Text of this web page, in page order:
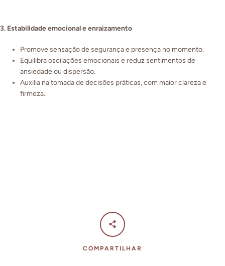
3. Estabilidade emocional e enraizamento
Promove sensação de segurança e presença no momento.
Equilibra oscilações emocionais e reduz sentimentos de
ansiedade ou dispersão.
Auxilia na tomada de decisões práticas, com maior clareza e
firmeza.
COMPARTILHAR